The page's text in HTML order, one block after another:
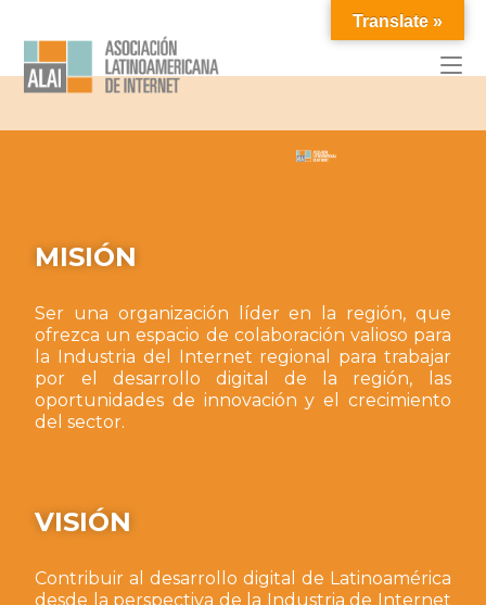
MISIÓN
Ser una organización líder en la región, que
ofrezca un espacio de colaboración valioso para
la Industria del Internet regional para trabajar
por el desarrollo digital de la región, las
oportunidades de innovación y el crecimiento
del sector.
VISIÓN
Contribuir al desarrollo digital de Latinoamérica
desde la perspectiva de la Industria de Internet
Translate »